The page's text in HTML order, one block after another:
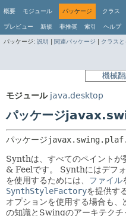
概要 モジュール パッケージ クラス
プレビュー 新規 非推奨 索引 ヘルプ
パッケージ: 説明 関連パッケージ クラス
機械
モジュール java.desktop
パッケージ
パッケージ
Synthは、すべてのペイントが
& Feelです。
Synthにはデフォ
を使用するためには、 ファイル
SynthStyleFactoryを提供す
オプションを使用する場合も
の知識とSwingのアーキテクチ